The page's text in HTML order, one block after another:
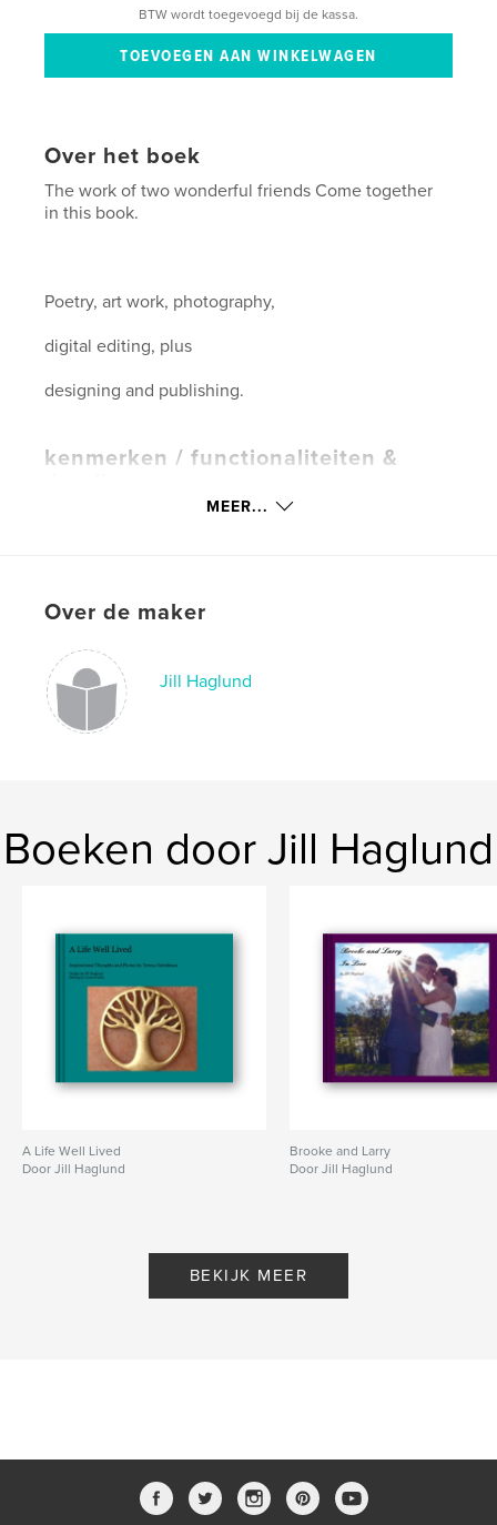
BTW wordt toegevoegd bij de kassa.
Over het boek
The work of two wonderful friends Come together
in this book.
Poetry, art work, photography,
digital editing, plus
designing and publishing.
kenmerken / functionaliteiten &
Kunst & Fotografie
Datum publiceren:ok 26, 2008
Trefwoorden
,
MEER...
Over de maker
Jill Haglund
Boeken door Jill Haglund
A Life Well Lived
Door Jill Haglund
Brooke and Larry
Door Jill Haglund
BEKIJK MEER